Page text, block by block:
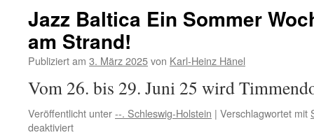
dem
Jazz Baltica Ein Sommer
am Strand!
Publiziert am 3. März 2025von Karl-Heinz Hänel
Vom 26. bis 29. Juni 25 wird
Veröffentlicht unter--. Schleswig-Holstein | Verschlagwortet mit
deaktiviertfür